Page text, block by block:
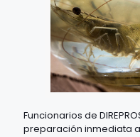
Funcionarios de
preparación inmediata